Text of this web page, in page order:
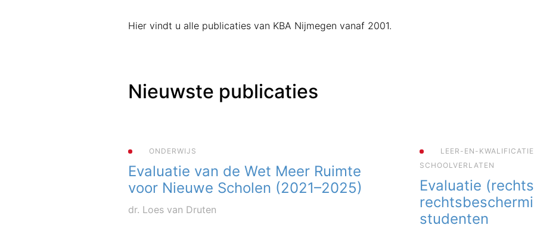
Hier vindt u alle publicaties van KBA Nijmegen vanaf 2001.
Nieuwste publicaties
ONDERWIJS
Evaluatie van de Wet Meer Ruimte
voor Nieuwe Scholen (2021–2025)
dr. Loes van Druten
LEER-EN-
SCHOOLVERLATEN
Evaluatie
studenten